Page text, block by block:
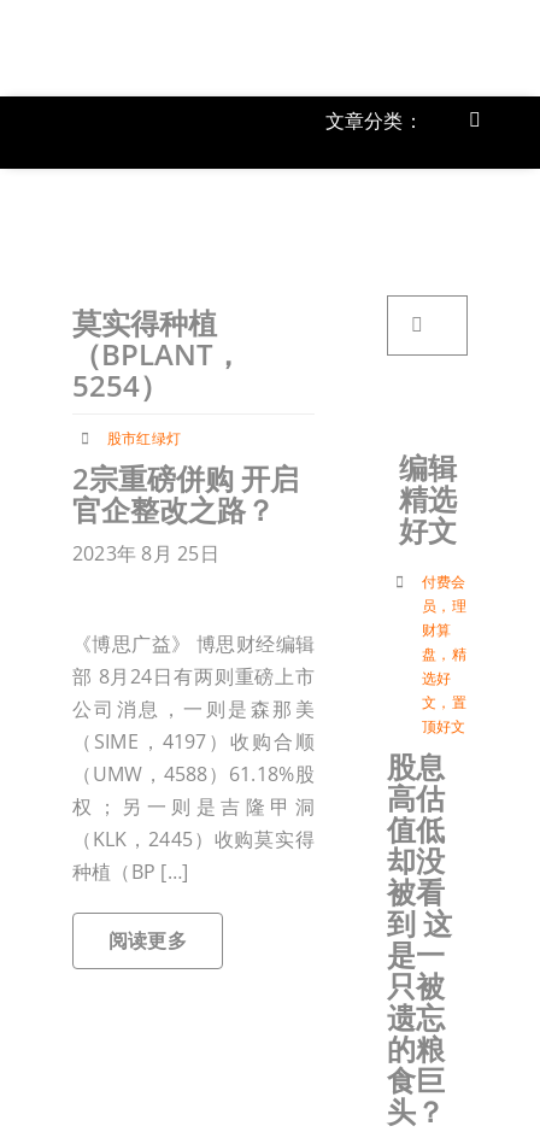
文章分类：
Toggle
莫实得种植
（BPLANT，
5254）
股市红绿灯
2宗重磅併购 开启
官企整改之路？
2023年 8月 25日
《博思广益》 博思财经编辑
部 8月24日有两则重磅上市
公司消息，一则是森那美
（SIME，4197）收购合顺
（UMW，4588）61.18%股
权；另一则是吉隆甲洞
（KLK，2445）收购莫实得
种植（BP […]
阅读更多
编辑
精选
好文
付费会
员 ， 理
财算
盘 ， 精
选好
文 ， 置
顶好文
股息
高估
值低
却没
被看
到 这
是一
只被
遗忘
的粮
食巨
头？